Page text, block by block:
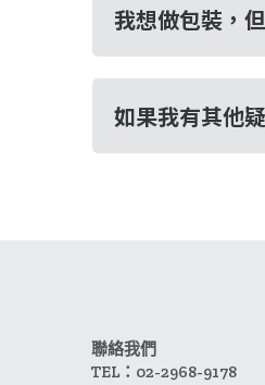
我想做包裝，
如果我有其他
聯絡我們
TEL：02-2968-9178